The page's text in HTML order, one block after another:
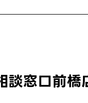
談窓口前